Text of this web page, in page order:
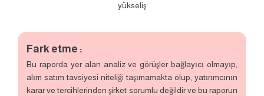
yükseliş
Fark etme :
Bu raporda yer alan analiz ve görüşler bağlayıcı olmayıp,
alım satım tavsiyesi niteliği taşımamakta olup, yatırımcının
karar ve tercihlerinden şirket sorumlu değildir ve bu raporun